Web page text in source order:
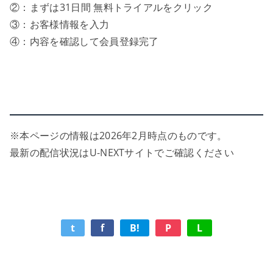
②：まずは31日間 無料トライアルをクリック
③：お客様情報を入力
④：内容を確認して会員登録完了
※本ページの情報は2026年2月時点のものです。
最新の配信状況はU-NEXTサイトでご確認ください
t f B! P L